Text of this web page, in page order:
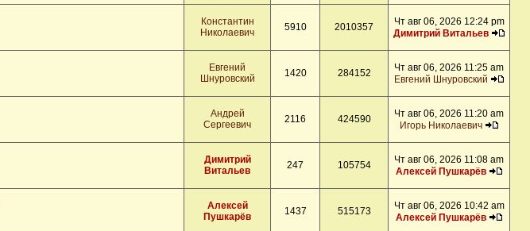
Константин
Николаевич
5910 2010357
Чт авг 06, 2026 12:24 pm
Димитрий Витальев
Евгений
Шнуровский
1420 284152
Чт авг 06, 2026 11:25 am
Евгений Шнуровский
Андрей
Сергеевич
2116 424590
Чт авг 06, 2026 11:20 am
Игорь Николаевич
Димитрий
Витальев
247 105754
Чт авг 06, 2026 11:08 am
Алексей Пушкарёв
Алексей
Пушкарёв
1437 515173
Чт авг 06, 2026 10:42 am
Алексей Пушкарёв